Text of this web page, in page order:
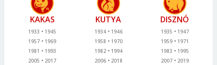
KAKAS
1933
1945
1957
1969
1981
1993
2005
2017
KUTYA
1934
1946
1958
1970
1982
1994
2006
2018
DISZNÓ
1935
1947
1959
1971
1983
1995
2007
2019